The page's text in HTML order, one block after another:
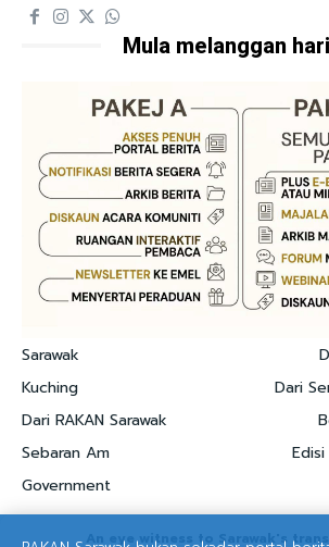
Mula melanggan
Sarawak
Kuching
Dari RAKAN Sarawak
Sebaran Am
Government
Dari
An eye witness to Sarawak's